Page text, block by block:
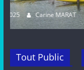
août,
16
Tout Public